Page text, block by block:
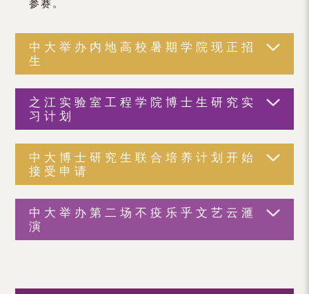
参赛。
中大举办内地高校暑期学院现正招
生
之江实验室工程学院博士生研究实
习计划
中大博士研究生联合培养计划开始
接受申请
中大举办第二场不疫乐乎文艺云滙
演